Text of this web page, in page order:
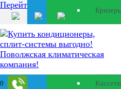
Перейти к содержанию
0